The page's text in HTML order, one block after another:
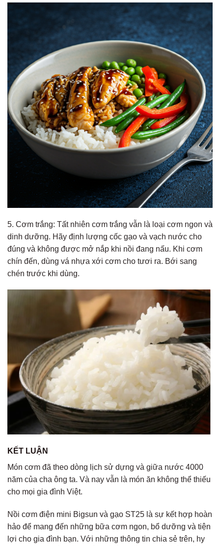
5. Cơm trắng: Tất nhiên cơm trắng vẫn là loại cơm ngon và
dinh dưỡng. Hãy định lượng cốc gạo và vạch nước cho
đúng và không được mở nắp khi nồi đang nấu. Khi cơm
chín đến, dùng vá nhựa xới cơm cho tươi ra. Bới sang
chén trước khi dùng.
KẾT LUẬN
Món cơm đã theo dòng lịch sử dựng và giữa nước 4000
năm của cha ông ta. Và nay vẫn là món ăn không thể thiếu
cho mọi gia đình Việt.
Nồi cơm điện mini Bigsun và gạo ST25 là sự kết hợp hoàn
hảo để mang đến những bữa cơm ngon, bổ dưỡng và tiện
lợi cho gia đình bạn. Với những thông tin chia sẻ trên, hy